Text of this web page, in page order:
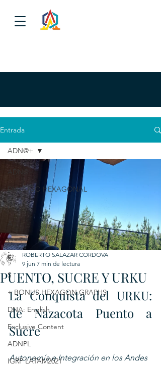
Entrada
ADN@+
DIALOGO HEXAGONAL
P
A
C
E
S
+ BONUS HEXAGON GRAPHS
DNA: English
Exclusive Content
ADNPL
IGRP LATAM2021
ADN@+
PUENTO, SUCRE Y URKU
ROBERTO SALAZAR CORDOVA
9 jun 7 min de lectura
La Conquista del URKU:
de Nazacota Puento a
Sucre
Autonomía e Integración en los Andes